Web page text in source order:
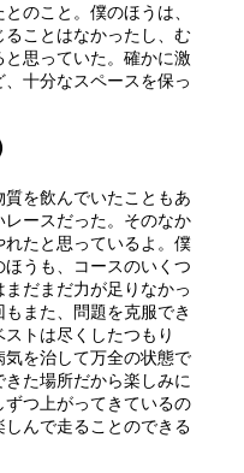
のこと。僕のほうは、
ことはなかったし、む
思っていた。確かに激
十分なスペースを保っ
質を飲んでいたこともあ
ースだった。そのなか
たと思っているよ。僕
うも、コースのいくつ
だまだ力が足りなかっ
また、問題を克服でき
トは尽くしたつもり
を治して万全の状態で
た場所だから楽しみに
ずつ上がってきているの
んで走ることのできる